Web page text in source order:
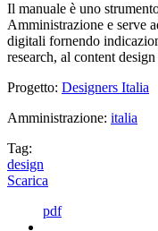
Il manuale è uno
Amministrazione e serve
digitali fornendo
research, al content
Progetto: Designers Italia
Amministrazione: italia
Tag:
design
Scarica
pdf